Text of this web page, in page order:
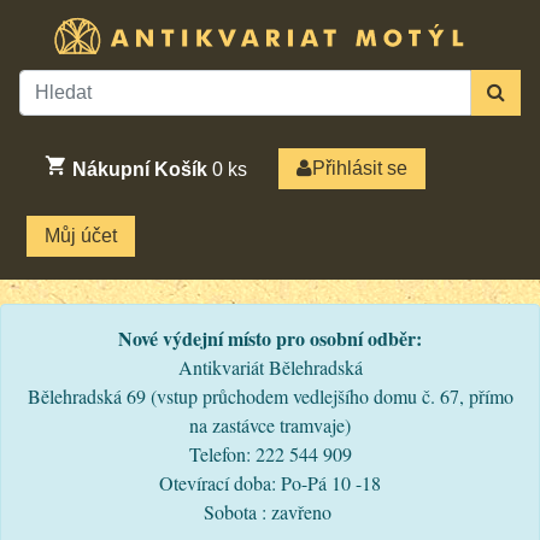
Nákupní Košík 0 ks Přihlásit se
Můj účet
Nové výdejní místo pro osobní odběr:
Antikvariát Bělehradská
Bělehradská 69 (vstup průchodem vedlejšího domu č. 67, přímo
na zastávce tramvaje)
Telefon: 222 544 909
Otevírací doba: Po-Pá 10 -18
Sobota : zavřeno